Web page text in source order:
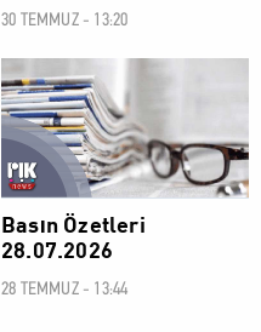
30 TEMMUZ - 13:20
Basın Özetleri
28.07.2026
28 TEMMUZ - 13:44